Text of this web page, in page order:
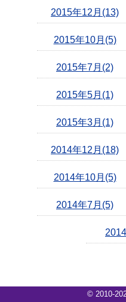
2015年12月(13)
2015年10月(5)
2015年7月(2)
2015年5月(1)
2015年3月(1)
2014年12月(18)
2014年10月(5)
2014年7月(5)
© 2010-